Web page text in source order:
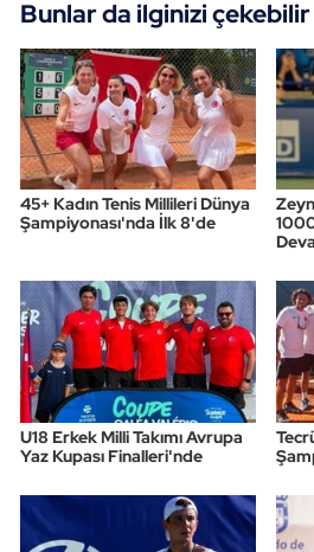
Bunlar da ilginizi çekebilir
45+ Kadın Tenis Millileri Dünya
Şampiyonası'nda İlk 8'de
U18 Erkek Milli Takımı Avrupa
Yaz Kupası Finalleri'nde